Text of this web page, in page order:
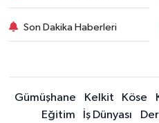
Son Dakika Haberleri
Gümüşhane Kelkit Köse
Eğitim
İş Dünyası